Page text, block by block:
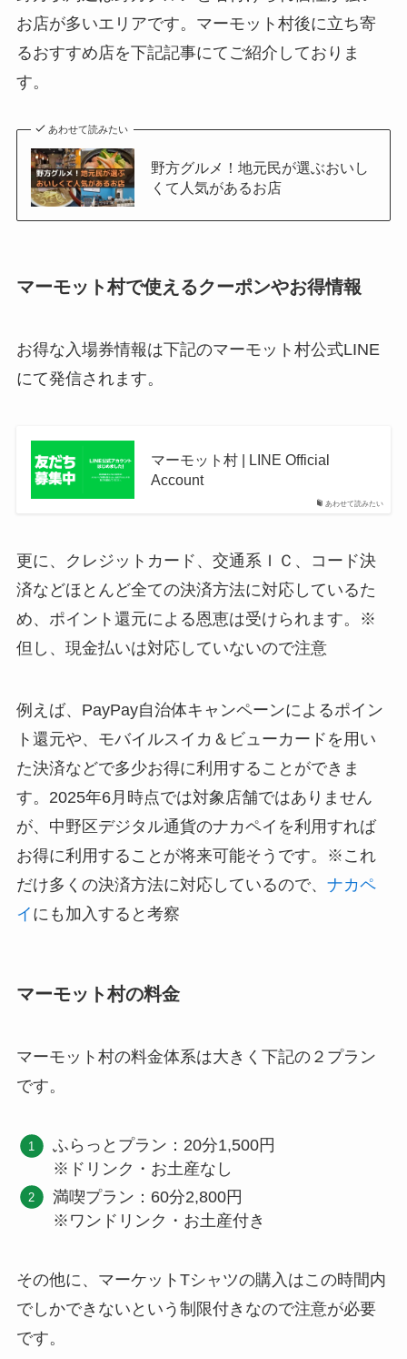
お店が多いエリアです。マーモット村後に立ち寄
るおすすめ店を下記記事にてご紹介しておりま
す。
あわせて読みたい
野方グルメ！地元民が選ぶおいし
くて人気があるお店
マーモット村で使えるクーポンやお得情報
お得な入場券情報は下記のマーモット村公式LINE
にて発信されます。
あわせて読みたい
マーモット村 | LINE Official
Account
更に、クレジットカード、交通系ＩＣ、コード決
済などほとんど全ての決済方法に対応しているた
め、ポイント還元による恩恵は受けられます。※
但し、現金払いは対応していないので注意
例えば、PayPay自治体キャンペーンによるポイン
ト還元や、モバイルスイカ＆ビューカードを用い
た決済などで多少お得に利用することができま
す。2025年6月時点では対象店舗ではありません
が、中野区デジタル通貨のナカペイを利用すれば
お得に利用することが将来可能そうです。※これ
だけ多くの決済方法に対応しているので、 ナカペ
イ にも加入すると考察
マーモット村の料金
マーモット村の料金体系は大きく下記の２プラン
です。
ふらっとプラン：20分1,500円
※ドリンク・お土産なし
満喫プラン：60分2,800円
※ワンドリンク・お土産付き
その他に、マーケットTシャツの購入はこの時間内
でしかできないという制限付きなので注意が必要
です。